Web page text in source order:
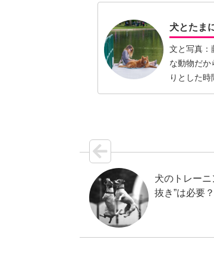
犬とたま
文と写真：
な動物だか
りとした
くコー…【
犬のトレーニ
抜き”は必要？